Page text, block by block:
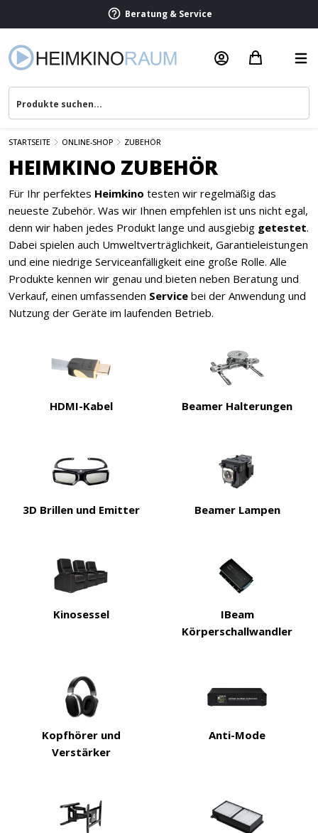
Beratung & Service
STARTSEITE ONLINE-SHOP ZUBEHÖR
HEIMKINO ZUBEHÖR
Für Ihr perfektes Heimkino testen wir regelmäßig das
neueste Zubehör. Was wir Ihnen empfehlen ist uns nicht egal,
denn wir haben jedes Produkt lange und ausgiebig getestet.
Dabei spielen auch Umweltverträglichkeit, Garantieleistungen
und eine niedrige Serviceanfälligkeit eine große Rolle. Alle
Produkte kennen wir genau und bieten neben Beratung und
Verkauf, einen umfassenden Service bei der Anwendung und
Nutzung der Geräte im laufenden Betrieb.
HDMI-Kabel Beamer Halterungen
3D Brillen und Emitter Beamer Lampen
Kinosessel
IBeam
Körperschallwandler
Kopfhörer und
Verstärker
Anti-Mode